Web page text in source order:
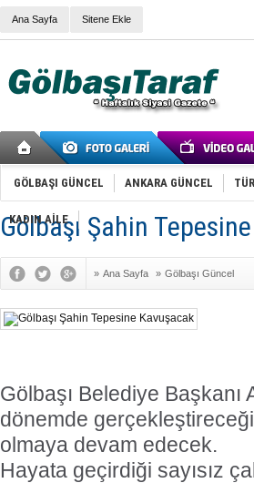
Ana Sayfa Sitene Ekle
GÖLBAŞI GÜNCEL ANKARA GÜNCEL
KADIN AİLE
Gölbaşı Şahin
» Ana Sayfa » Gölbaşı Güncel
Gölbaşı Belediye Başkanı
dönemde
olmaya devam edecek.
Hayata geçirdiği sayısız